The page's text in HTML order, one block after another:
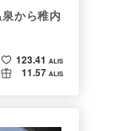
から稚内
123.41 ALIS
11.57 ALIS